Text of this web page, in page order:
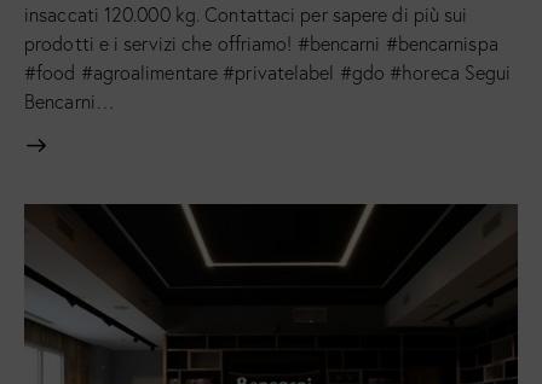
insaccati 120.000 kg. Contattaci per sapere di più sui
prodotti e i servizi che offriamo! #bencarni #bencarnispa
#food #agroalimentare #privatelabel #gdo #horeca Segui
Bencarni…